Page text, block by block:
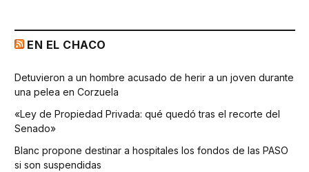
EN EL CHACO
Detuvieron a un hombre acusado de herir a un joven durante
una pelea en Corzuela
«Ley de Propiedad Privada: qué quedó tras el recorte del
Senado»
Blanc propone destinar a hospitales los fondos de las PASO
si son suspendidas